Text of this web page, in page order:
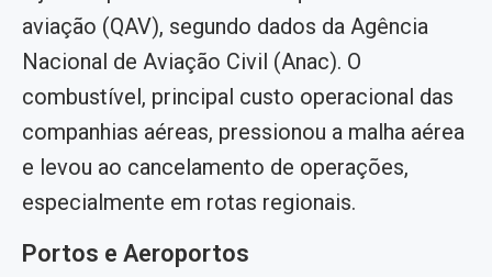
aviação (QAV), segundo dados da Agência
Nacional de Aviação Civil (Anac). O
combustível, principal custo operacional das
companhias aéreas, pressionou a malha aérea
e levou ao cancelamento de operações,
especialmente em rotas regionais.
Portos e Aeroportos